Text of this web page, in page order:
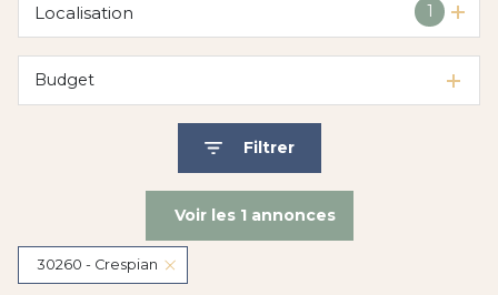
1
Localisation
Budget
Filtrer
Voir les 1annonces
30260 - Crespian